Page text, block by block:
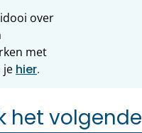
over
met
je hier.
het volgende